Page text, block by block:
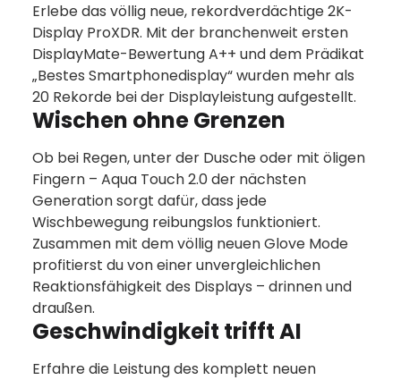
Erlebe das völlig neue, rekordverdächtige 2K-
Display ProXDR. Mit der branchenweit ersten
DisplayMate-Bewertung A++ und dem Prädikat
„Bestes Smartphonedisplay“ wurden mehr als
20 Rekorde bei der Displayleistung aufgestellt.
Wischen ohne Grenzen
Ob bei Regen, unter der Dusche oder mit öligen
Fingern – Aqua Touch 2.0 der nächsten
Generation sorgt dafür, dass jede
Wischbewegung reibungslos funktioniert.
Zusammen mit dem völlig neuen Glove Mode
profitierst du von einer unvergleichlichen
Reaktionsfähigkeit des Displays – drinnen und
draußen.
Geschwindigkeit trifft AI
Erfahre die Leistung des komplett neuen